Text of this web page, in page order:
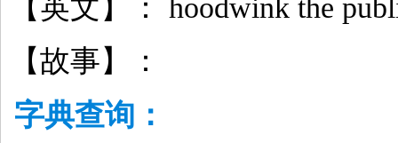
【英文】： hoodwink the
【故事】：
字典查询：